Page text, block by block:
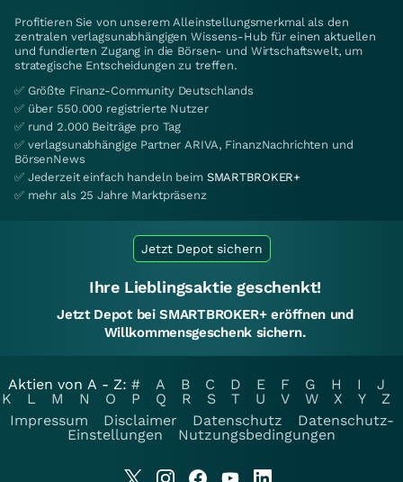
Profitieren Sie von unserem Alleinstellungsmerkmal als den
zentralen verlagsunabhängigen Wissens-Hub für einen aktuellen
und fundierten Zugang in die Börsen- und Wirtschaftswelt, um
strategische Entscheidungen zu treffen.
✅ Größte Finanz-Community Deutschlands
✅ über 550.000 registrierte Nutzer
✅ rund 2.000 Beiträge pro Tag
✅ verlagsunabhängige Partner ARIVA, FinanzNachrichten und
BörsenNews
✅ Jederzeit einfach handeln beim SMARTBROKER+
✅ mehr als 25 Jahre Marktpräsenz
Jetzt Depot sichern
Ihre Lieblingsaktie geschenkt!
Jetzt Depot bei SMARTBROKER+ eröffnen und
Willkommensgeschenk sichern.
Aktien von A - Z: # A B C D E F G H I
J
K
L M N O P Q R S T U V W X Y
Z
Impressum
Disclaimer Datenschutz
Datenschutz-
Einstellungen
Nutzungsbedingungen